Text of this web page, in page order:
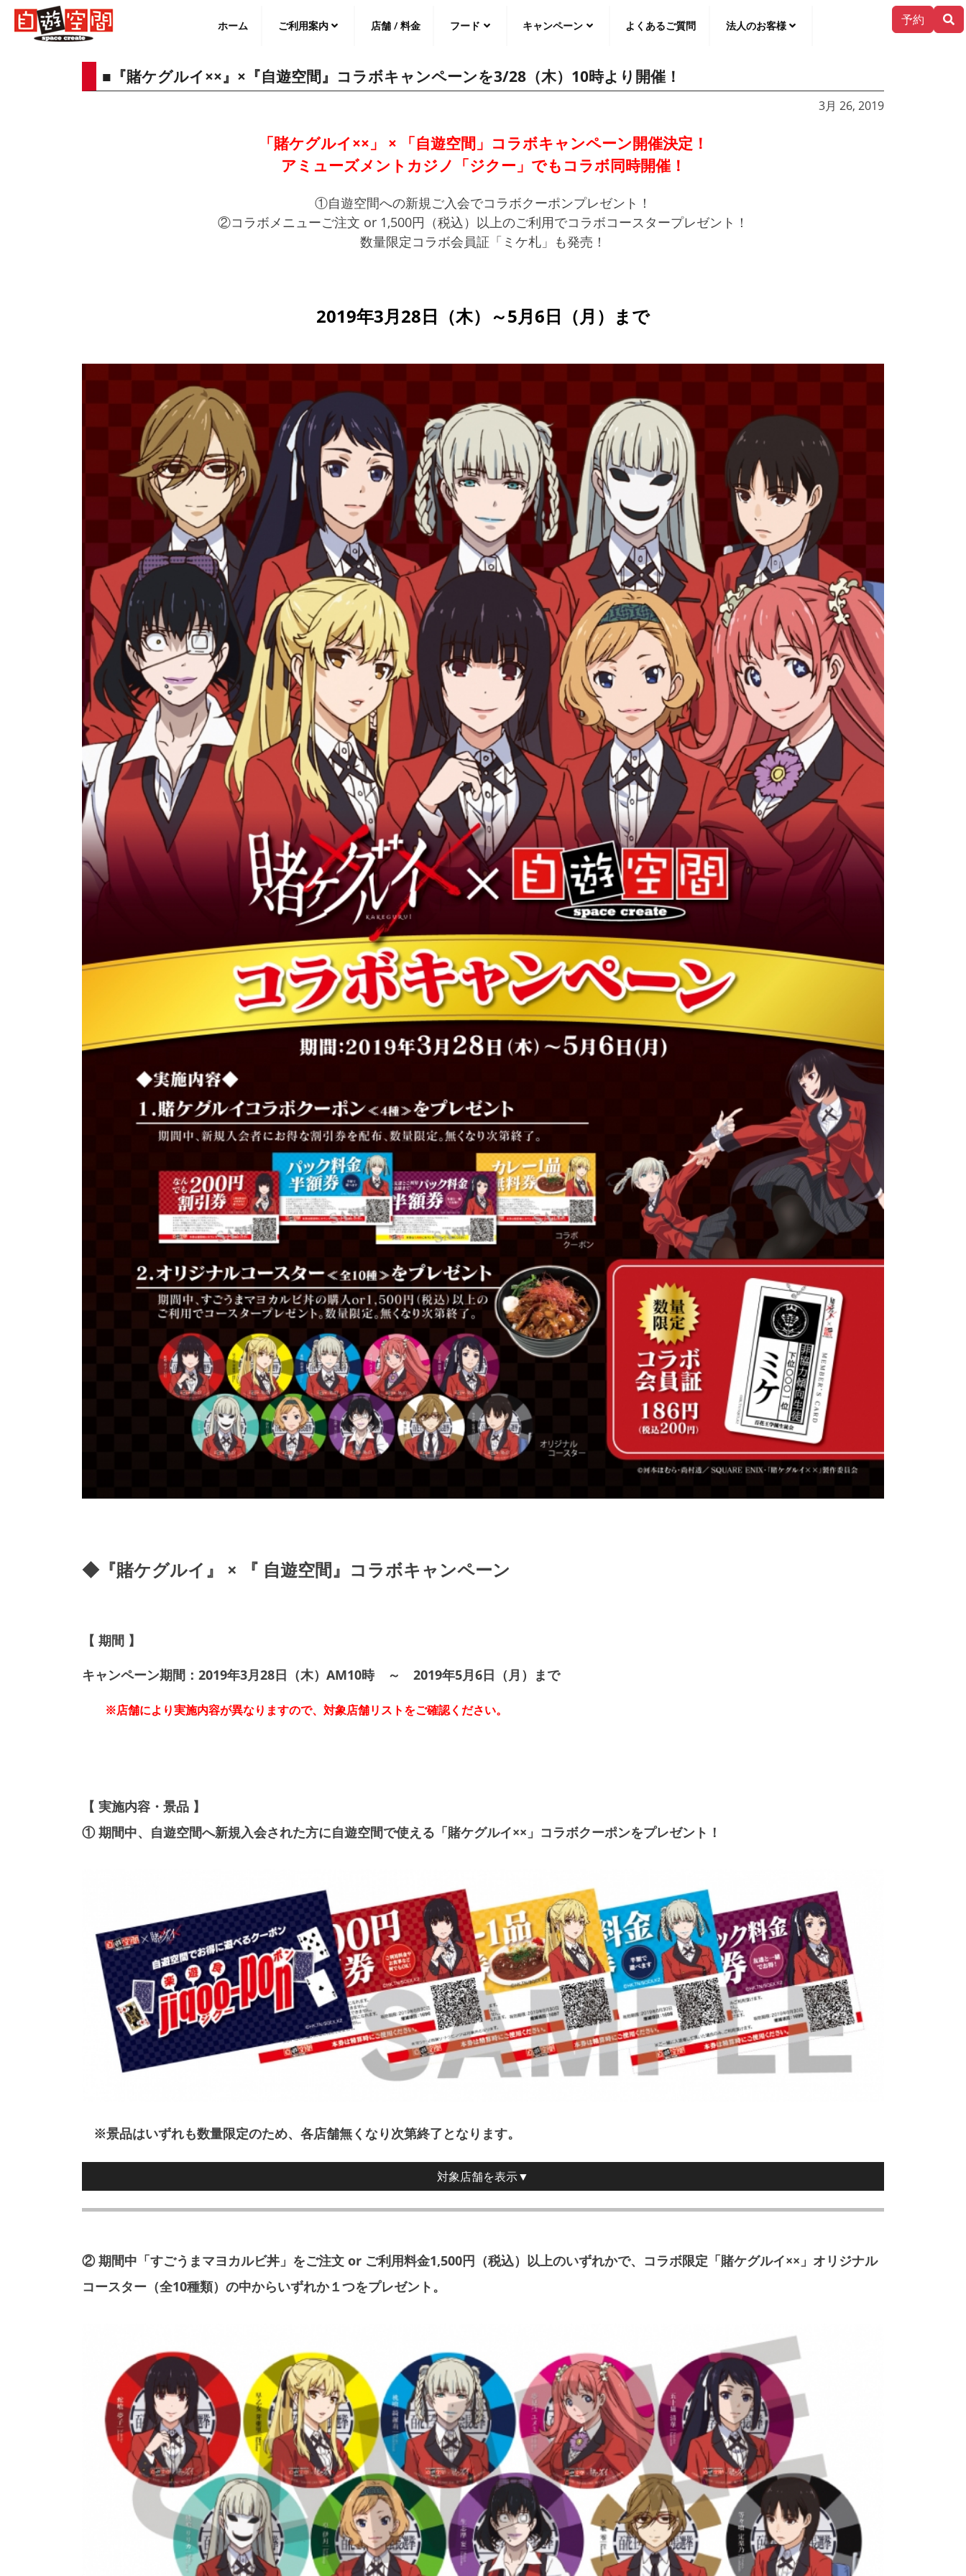
Skip
content
予約
ホーム ご利用案内 店舗 / 料金 フード キャンペーン よくあるご質問 法人のお客様
■『賭ケグルイ××』×『自遊空間』コラボキャンペーンを3/28（木）10時より開催！
3月 26, 2019
「賭ケグルイ××」 × 「自遊空間」コラボキャンペーン開催決定！
アミューズメントカジノ「ジクー」でもコラボ同時開催！
①自遊空間への新規ご入会でコラボクーポンプレゼント！
②コラボメニューご注文 or 1,500円（税込）以上のご利用でコラボコースタープレゼント！
数量限定コラボ会員証「ミケ札」も発売！
2019年3月28日（木）～5月6日（月）まで
◆『賭ケグルイ』 × 『 自遊空間』コラボキャンペーン
【 期間 】
キャンペーン期間：2019年3月28日（木）AM10時 ～ 2019年5月6日（月）まで
※店舗により実施内容が異なりますので、対象店舗リストをご確認ください。
【 実施内容・景品 】
① 期間中、自遊空間へ新規入会された方に自遊空間で使える「賭ケグルイ××」コラボクーポンをプレゼント！
※景品はいずれも数量限定のため、各店舗無くなり次第終了となります。
対象店舗を表示▼
② 期間中「すごうまマヨカルビ丼」をご注文 or ご利用料金1,500円（税込）以上のいずれかで、コラボ限定「賭ケグルイ××」オリジナル
コースター（全10種類）の中からいずれか１つをプレゼント。
English 中文（繁體） 中文（简体）